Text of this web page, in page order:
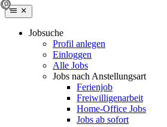
Jobsuche
Profil anlegen
Einloggen
Alle Jobs
Jobs nach Anstellungsart
Ferienjob
Freiwilligenarbeit
Home-Office Jobs
Jobs ab sofort